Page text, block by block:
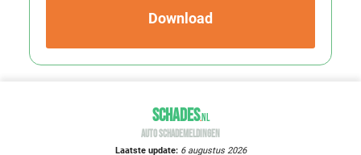
Download
SCHADES.NL
AUTO SCHADEMELDINGEN
Laatste update: 6 augustus 2026